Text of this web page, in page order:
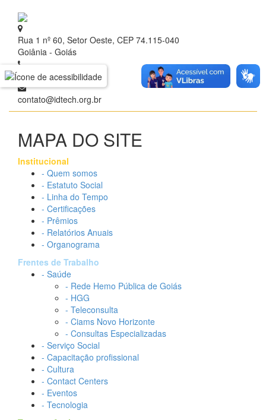
Rua 1 nº 60, Setor Oeste, CEP 74.115-040
Goiânia - Goiás
+ 55 (62) 3209.9700
contato@idtech.org.br
MAPA DO SITE
Institucional
- Quem somos
- Estatuto Social
- Linha do Tempo
- Certificações
- Prêmios
- Relatórios Anuais
- Organograma
Frentes de Trabalho
- Saúde
- Rede Hemo Pública de Goiás
- HGG
- Teleconsulta
- Ciams Novo Horizonte
- Consultas Especializadas
- Serviço Social
- Capacitação profissional
- Cultura
- Contact Centers
- Eventos
- Tecnologia